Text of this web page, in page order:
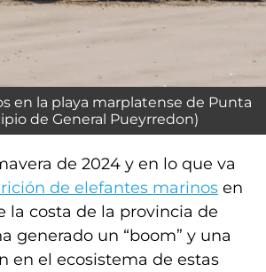
en la playa marplatense de Punta
de General Pueyrredon)
de 2024 y en lo que va
de elefantes marinos en
la costa de la provincia de
generado un “boom” y una
en el ecosistema de estas